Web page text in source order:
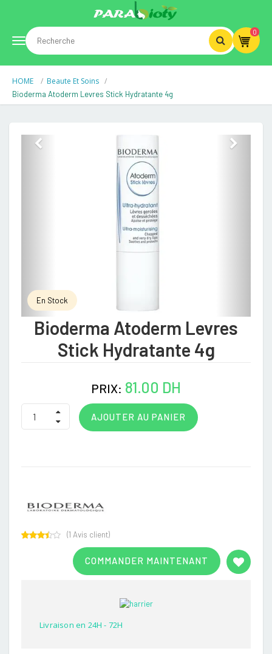
Toggle
navigation
0
HOME Beaute Et Soins
Bioderma Atoderm Levres Stick Hydratante 4g
En Stock
Bioderma Atoderm Levres
Stick Hydratante 4g
PRIX: 81.00 DH
AJOUTER AU PANIER
COMMANDER MAINTENANT
(1 Avis client)
Livraison en 24H - 72H